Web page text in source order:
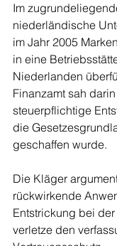
Im
niederländische
im Jahr 2005
in eine
Niederlanden
Finanzamt sah
steuerpflichtige
die
geschaffen wurde.
Die Kläger
rückwirkende
Entstrickung bei
verletze den